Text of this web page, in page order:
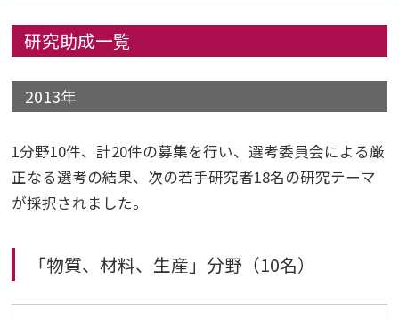
Laureates
イベント
研究助成一覧
2013年
1分野10件、計20件の募集を行い、選考委員会による厳
正なる選考の結果、次の若手研究者18名の研究テーマ
が採択されました。
「物質、材料、生産」分野（10名）